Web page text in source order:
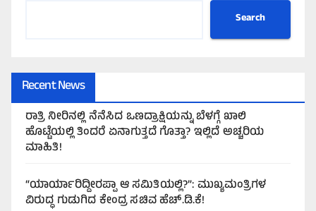
Search
Recent News
ರಾತ್ರಿ ನೀರಿನಲ್ಲಿ ನೆನೆಸಿದ ಒಣದ್ರಾಕ್ಷಿಯನ್ನು ಬೆಳಗ್ಗೆ ಖಾಲಿ
ಹೊಟ್ಟೆಯಲ್ಲಿ ತಿಂದರೆ ಏನಾಗುತ್ತದೆ ಗೊತ್ತಾ? ಇಲ್ಲಿದೆ ಅಚ್ಚರಿಯ
ಮಾಹಿತಿ!
“ಯಾರ್ಯಾರಿದ್ದೀರಪ್ಪಾ ಆ ಸಮಿತಿಯಲ್ಲಿ?”: ಮುಖ್ಯಮಂತ್ರಿಗಳ
ವಿರುದ್ಧ ಗುಡುಗಿದ ಕೇಂದ್ರ ಸಚಿವ ಹೆಚ್.ಡಿ.ಕೆ!